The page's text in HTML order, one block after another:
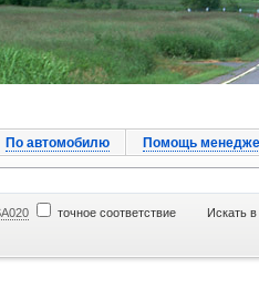
По автомобилю Помощь
точное соответствие
Искать